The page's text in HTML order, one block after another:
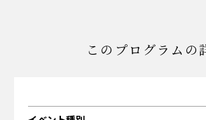
このプログラムの